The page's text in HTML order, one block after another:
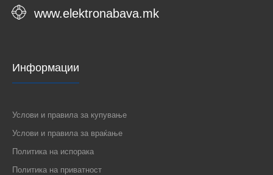
www.elektronabava.mk
Информации
Услови и правила за купување
Услови и правила за враќање
Политика на испорака
Политика на приватност